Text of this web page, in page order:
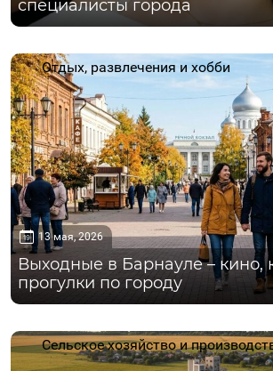
специалисты города
Отдых, развлечения и хобби
13 мая, 2026
Выходные в Барнауле – кино,
прогулки по городу
Сельское хозяйство и